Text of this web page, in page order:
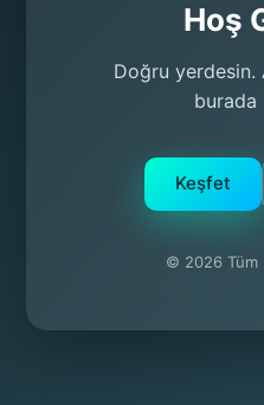
Hoş
Doğru yerdesin.
burada
Keşfet
© 2026 Tüm